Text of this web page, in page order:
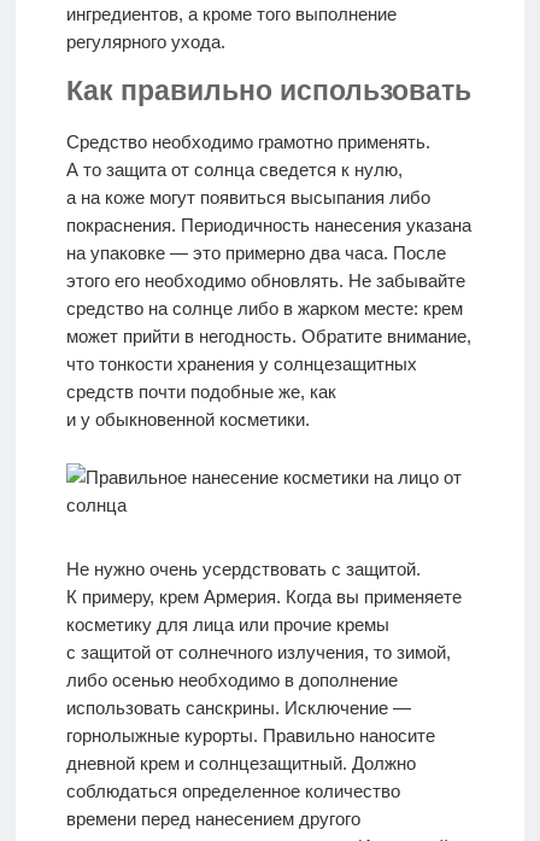
ингредиентов, а кроме того выполнение
регулярного ухода.
Как правильно использовать
Средство необходимо грамотно применять.
А то защита от солнца сведется к нулю,
а на коже могут появиться высыпания либо
покраснения. Периодичность нанесения указана
на упаковке — это примерно два часа. После
этого его необходимо обновлять. Не забывайте
средство на солнце либо в жарком месте: крем
может прийти в негодность. Обратите внимание,
что тонкости хранения у солнцезащитных
средств почти подобные же, как
и у обыкновенной косметики.
Не нужно очень усердствовать с защитой.
К примеру, крем Армерия. Когда вы применяете
косметику для лица или прочие кремы
с защитой от солнечного излучения, то зимой,
либо осенью необходимо в дополнение
использовать санскрины. Исключение —
горнолыжные курорты. Правильно наносите
дневной крем и солнцезащитный. Должно
соблюдаться определенное количество
времени перед нанесением другого